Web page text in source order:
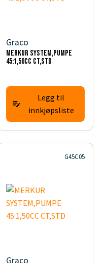
Graco
MERKUR SYSTEM,PUMPE
45:1,50CC CT,STD
Legg til
innkjøpsliste
G45C05
Graco